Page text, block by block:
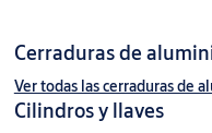
Cerraduras de
Ver todas las cerraduras de
Cilindros y llaves